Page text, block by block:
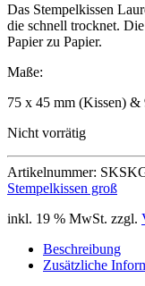
Das Stempelkissen
die schnell trocknet.
Papier zu Papier.
Maße:
75 x 45 mm (Kissen) &
Nicht vorrätig
Artikelnummer:
Stempelkissen groß
inkl. 19 % MwSt. zzgl.
Beschreibung
Zusätzliche